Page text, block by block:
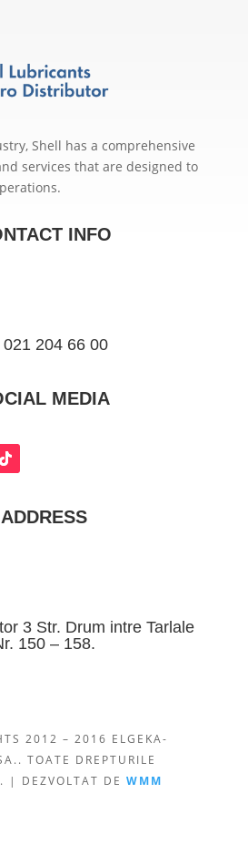
Shell has a comprehensive
services that are designed to
INFO
021 204 66 00
MEDIA
ADDRESS
3 Str. Drum intre Tarlale
150 – 158.
2012 – 2016 ELGEKA-
TOATE DREPTURILE
| DEZVOLTAT DEWMM